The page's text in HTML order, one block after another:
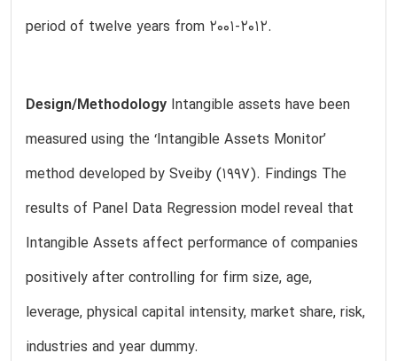
period of twelve years from 2001-2012.
Design/Methodology Intangible assets have been
measured using the ‘Intangible Assets Monitor’
method developed by Sveiby (1997). Findings The
results of Panel Data Regression model reveal that
Intangible Assets affect performance of companies
positively after controlling for firm size, age,
leverage, physical capital intensity, market share, risk,
industries and year dummy.